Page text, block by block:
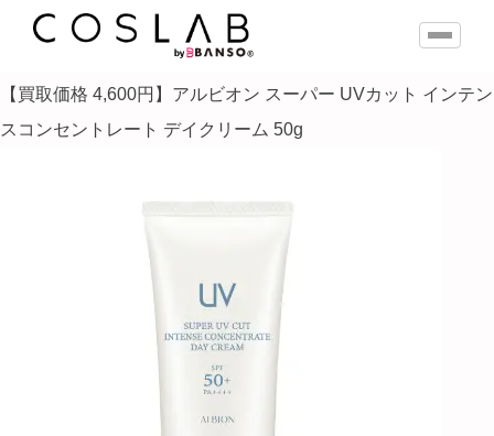
【買取価格 4,600円】アルビオン スーパー UVカット インテン
スコンセントレート デイクリーム 50g